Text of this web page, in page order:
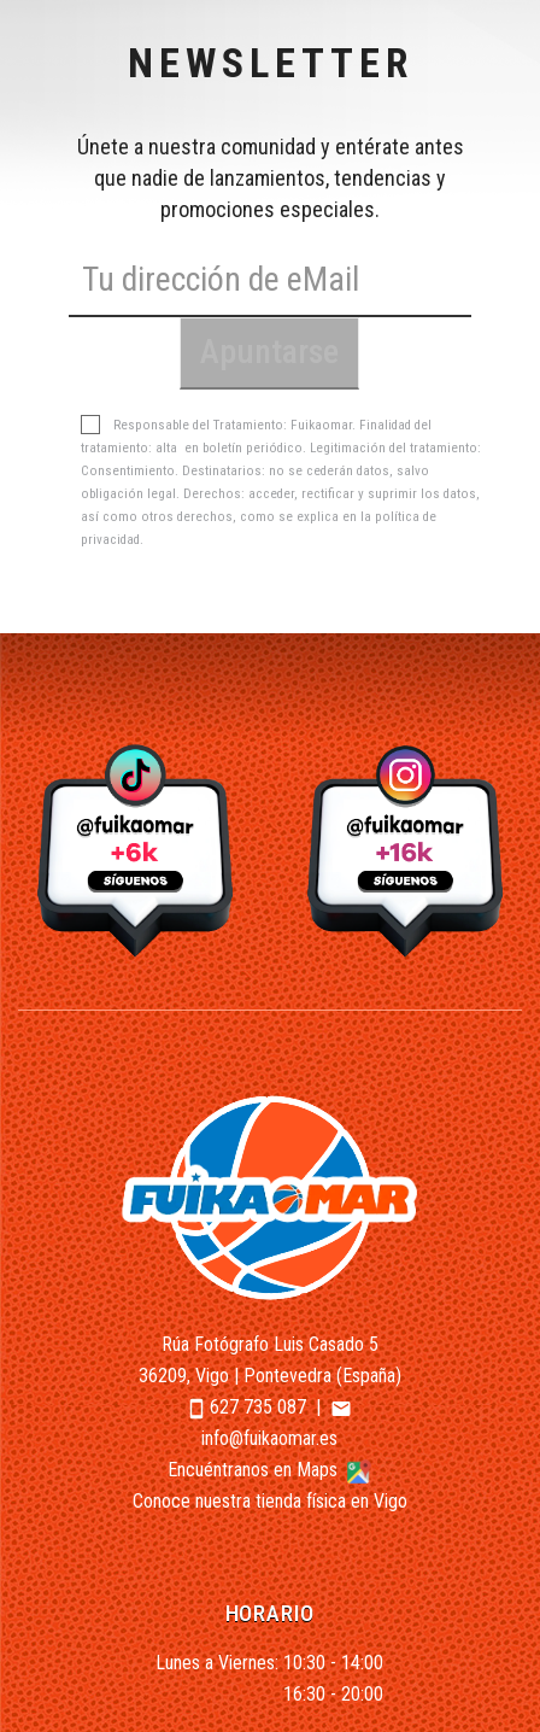
NEWSLETTER
Únete a nuestra comunidad y entérate antes
que nadie de lanzamientos, tendencias y
promociones especiales.
Responsable del Tratamiento: Fuikaomar. Finalidad del
tratamiento: alta en boletín periódico. Legitimación del tratamiento:
Consentimiento. Destinatarios: no se cederán datos, salvo
obligación legal. Derechos: acceder, rectificar y suprimir los datos,
así como otros derechos, como se explica en la política de
privacidad
Rúa Fotógrafo Luis Casado 5
36209, Vigo | Pontevedra (España)
smartphone627 735 087|email
info@fuikaomar.es
Encuéntranos en Maps
Conoce nuestra tienda física en Vigo
HORARIO
Lunes a Viernes: 10:30 - 14:00
16:30 - 20:00